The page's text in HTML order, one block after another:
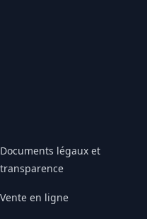
Documents légaux et
transparence
Vente en ligne